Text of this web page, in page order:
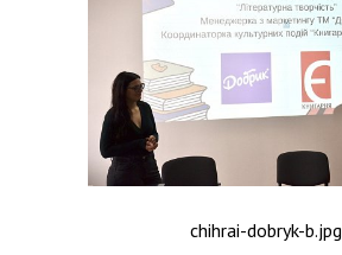
chihrai-dobryk-b.jpg